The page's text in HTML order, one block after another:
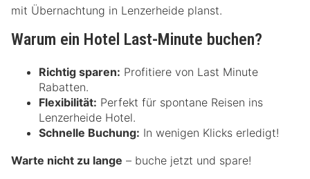
mit Übernachtung in Lenzerheide planst.
Warum ein Hotel Last-Minute buchen?
Richtig sparen: Profitiere von Last Minute
Rabatten.
Flexibilität: Perfekt für spontane Reisen ins
Lenzerheide Hotel.
Schnelle Buchung: In wenigen Klicks erledigt!
Warte nicht zu lange – buche jetzt und spare!